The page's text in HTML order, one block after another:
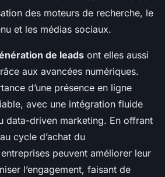
des moteurs de recherche, le
et les médias sociaux.
de leads ont elles aussi
aux avancées numériques.
d’une présence en ligne
avec une intégration fluide
data-driven marketing. En offrant
cycle d’achat du
peuvent améliorer leur
l’engagement, faisant de